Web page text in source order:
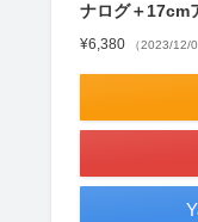
ナログ＋17cm
¥6,380 （2023/12/